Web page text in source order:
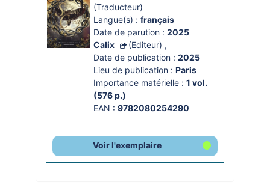
(Traducteur)
Langue(s) : français
Date de parution : 2025
Calix
(Editeur) ,
Date de publication : 2025
Lieu de publication : Paris
Importance matérielle : 1 vol.
(576 p.)
EAN : 9782080254290
Voir l'exemplaire